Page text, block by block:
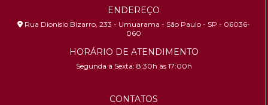
ENDEREÇO
Rua Dionísio Bizarro, 233 - Umuarama - São Paulo - SP - 06036-
060
HORÁRIO DE ATENDIMENTO
Segunda à Sexta: 8:30h às 17:00h
CONTATOS